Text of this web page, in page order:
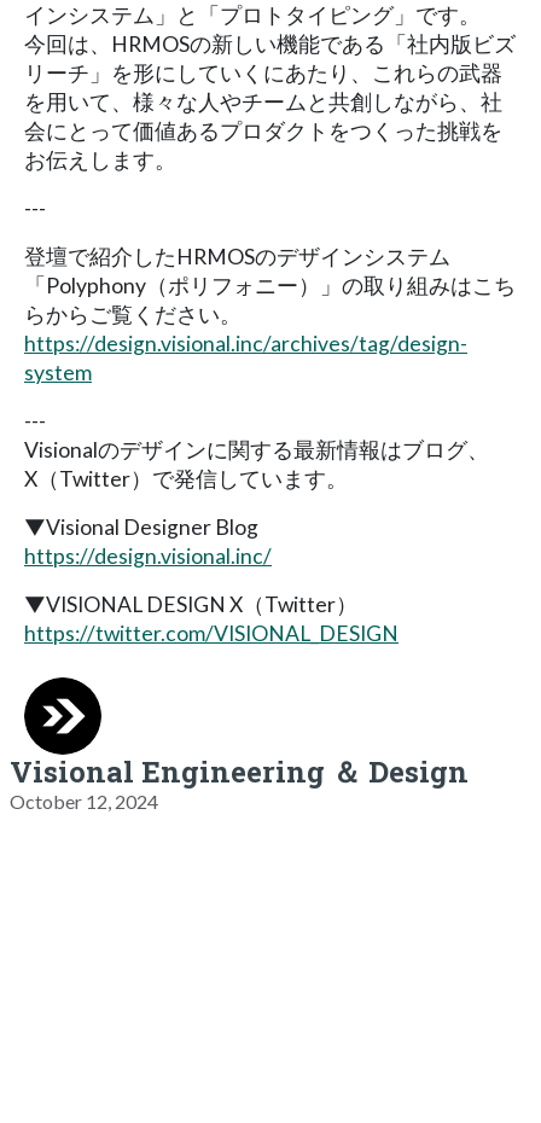
インシステム」と「プロトタイピング」です。
今回は、HRMOSの新しい機能である「社内版ビズ
リーチ」を形にしていくにあたり、これらの武器
を用いて、様々な人やチームと共創しながら、社
会にとって価値あるプロダクトをつくった挑戦を
お伝えします。
---
登壇で紹介したHRMOSのデザインシステム
「Polyphony（ポリフォニー）」の取り組みはこち
らからご覧ください。
https://design.visional.inc/archives/tag/design-
system
---
Visionalのデザインに関する最新情報はブログ、
X（Twitter）で発信しています。
▼Visional Designer Blog
https://design.visional.inc/
▼VISIONAL DESIGN X（Twitter）
https://twitter.com/VISIONAL_DESIGN
Visional Engineering ＆ Design
October 12, 2024